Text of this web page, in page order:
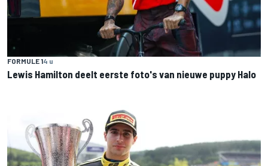
FORMULE 14 u
Lewis Hamilton deelt eerste foto's van nieuwe puppy Halo